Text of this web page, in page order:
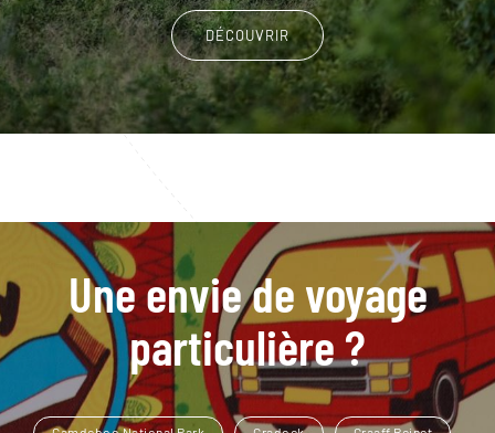
DÉCOUVRIR
Une envie de voyage
particulière ?